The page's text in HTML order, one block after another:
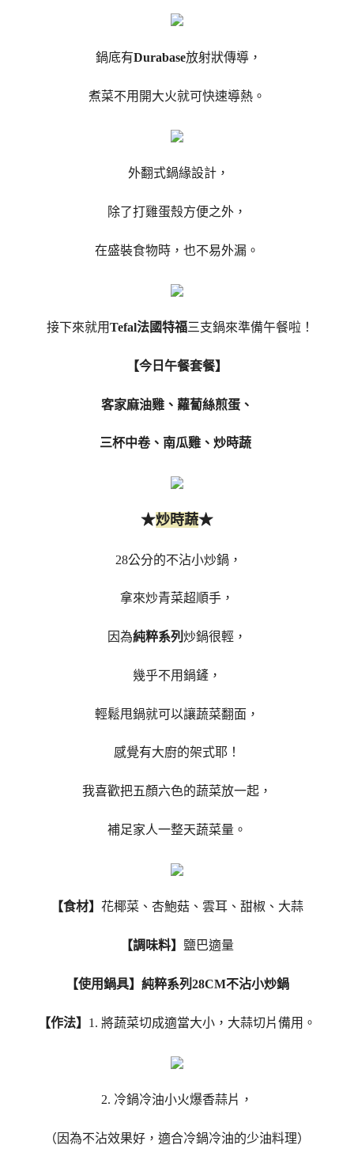
鍋底有Durabase放射狀傳導，
煮菜不用開大火就可快速導熱。
外翻式鍋緣設計，
除了打雞蛋殼方便之外，
在盛裝食物時，也不易外漏。
接下來就用Tefal法國特福三支鍋來準備午餐啦！
【今日午餐套餐】
客家麻油雞、蘿蔔絲煎蛋、
三杯中卷、南瓜雞、炒時蔬
★炒時蔬★
28公分的不沾小炒鍋，
拿來炒青菜超順手，
因為純粹系列 炒鍋很輕，
幾乎不用鍋鏟，
輕鬆甩鍋就可以讓蔬菜翻面，
感覺有大廚的架式耶！
我喜歡把五顏六色的蔬菜放一起，
補足家人一整天蔬菜量。
【食材】 花椰菜、杏鮑菇、雲耳、甜椒、大蒜
【調味料】 鹽巴適量
【使用鍋具】純粹系列28CM不沾小炒鍋
【作法】 1. 將蔬菜切成適當大小，大蒜切片備用。
2. 冷鍋冷油小火爆香蒜片，
（因為不沾效果好，適合冷鍋冷油的少油料理）